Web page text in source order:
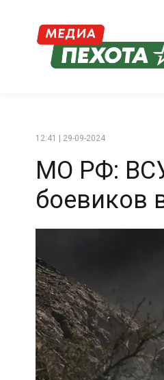
12:41 | 29-09-2024
МО РФ:
боевиков